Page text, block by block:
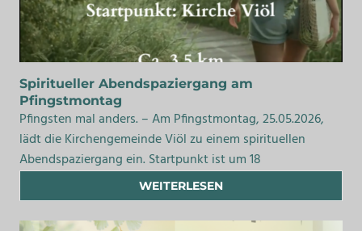
Spiritueller Abendspaziergang am
Pfingstmontag
Pfingsten mal anders. – Am Pfingstmontag, 25.05.2026,
lädt die Kirchengemeinde Viöl zu einem spirituellen
Abendspaziergang ein. Startpunkt ist um 18
WEITERLESEN